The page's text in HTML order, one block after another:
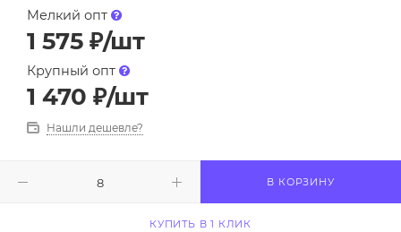
Мелкий опт
1 575 ₽/шт
Крупный опт
1 470 ₽/шт
Нашли дешевле?
В КОРЗИНУ
КУПИТЬ В 1 КЛИК